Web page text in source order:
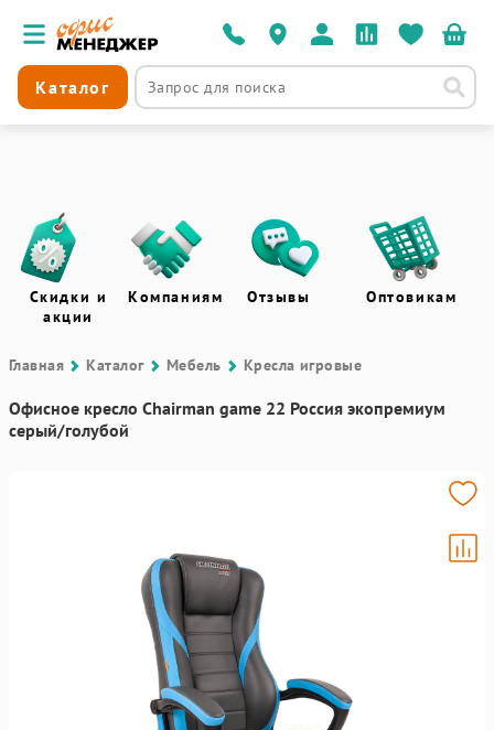
Каталог
Скидки и
акции
Компаниям Отзывы Оптовикам
Главная Каталог Мебель Кресла игровые
Офисное кресло Chairman game 22 Россия экопремиум
серый/голубой